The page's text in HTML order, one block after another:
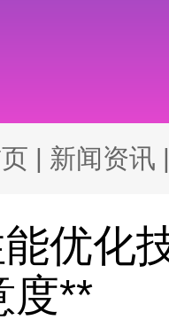
| 新闻资讯 |
优化
度**